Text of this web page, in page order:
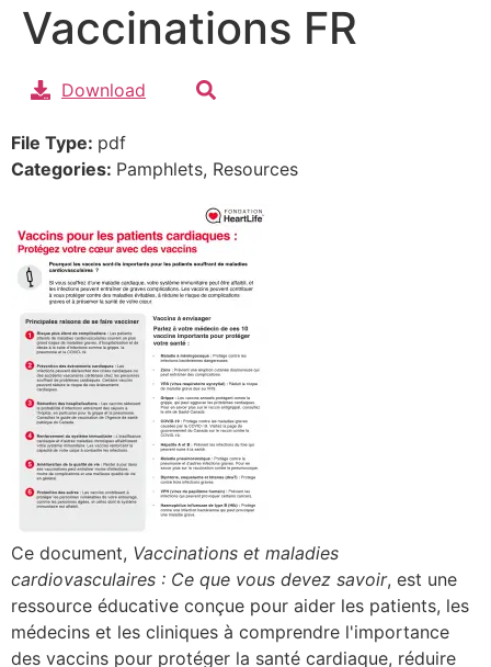
Vaccinations FR
Ce document, Vaccinations et maladies
cardiovasculaires : Ce que vous devez savoir, est une
ressource éducative conçue pour aider les patients, les
médecins et les cliniques à comprendre l'importance
des vaccins pour protéger la santé cardiaque, réduire
Download
File Type: pdf
Categories: Pamphlets, Resources